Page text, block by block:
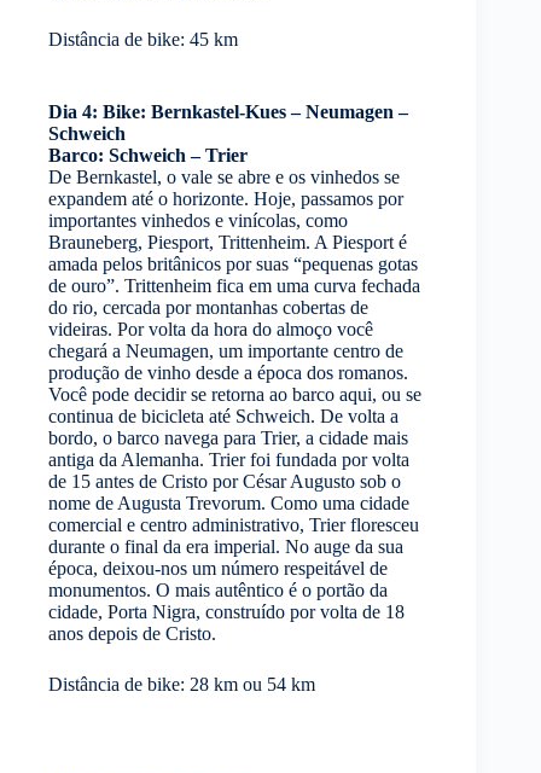
Distância de bike: 45 km
Dia 4: Bike: Bernkastel-Kues – Neumagen –
Schweich
Barco: Schweich – Trier
De Bernkastel, o vale se abre e os vinhedos se
expandem até o horizonte. Hoje, passamos por
importantes vinhedos e vinícolas, como
Brauneberg, Piesport, Trittenheim. A Piesport é
amada pelos britânicos por suas “pequenas gotas
de ouro”. Trittenheim fica em uma curva fechada
do rio, cercada por montanhas cobertas de
videiras. Por volta da hora do almoço você
chegará a Neumagen, um importante centro de
produção de vinho desde a época dos romanos.
Você pode decidir se retorna ao barco aqui, ou se
continua de bicicleta até Schweich. De volta a
bordo, o barco navega para Trier, a cidade mais
antiga da Alemanha. Trier foi fundada por volta
de 15 antes de Cristo por César Augusto sob o
nome de Augusta Trevorum. Como uma cidade
comercial e centro administrativo, Trier floresceu
durante o final da era imperial. No auge da sua
época, deixou-nos um número respeitável de
monumentos. O mais autêntico é o portão da
cidade, Porta Nigra, construído por volta de 18
anos depois de Cristo.
Distância de bike: 28 km ou 54 km